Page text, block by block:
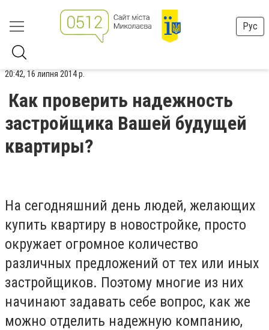
Рус
20:42, 16 липня 2014 р.
Как проверить надежность
застройщика Вашей будущей
квартиры?
На сегодняшний день людей, желающих
купить квартиру в новостройке, просто
окружает огромное количество
различных предложений от тех или иных
застройщиков. Поэтому многие из них
начинают задавать себе вопрос, как же
можно отделить надежную компанию,